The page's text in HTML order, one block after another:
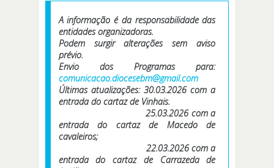
A informação é da responsabilidade das
entidades organizadoras.
Podem surgir alterações sem aviso
prévio.
Envio dos Programas para:
comunicacao.diocesebm@gmail.com
Últimas atualizações: 30.03.2026 com a
entrada do cartaz de Vinhais.
25.03.2026 com a
entrada do cartaz de Macedo de
cavaleiros;
22.03.2026 com a
entrada do cartaz de Carrazeda de